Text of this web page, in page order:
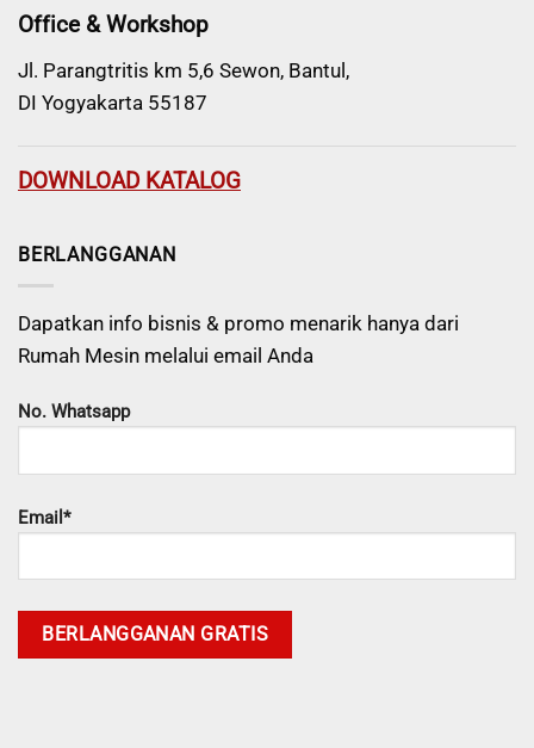
Office & Workshop
Jl. Parangtritis km 5,6 Sewon, Bantul,
DI Yogyakarta 55187
DOWNLOAD KATALOG
BERLANGGANAN
Dapatkan info bisnis & promo menarik hanya dari
Rumah Mesin melalui email Anda
No. Whatsapp
Email*